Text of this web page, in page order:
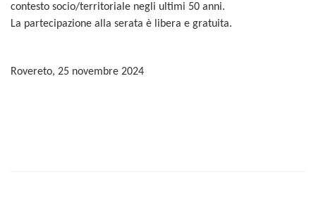
contesto socio/territoriale negli ultimi 50 anni.
La partecipazione alla serata è libera e gratuita.
Rovereto, 25 novembre 2024